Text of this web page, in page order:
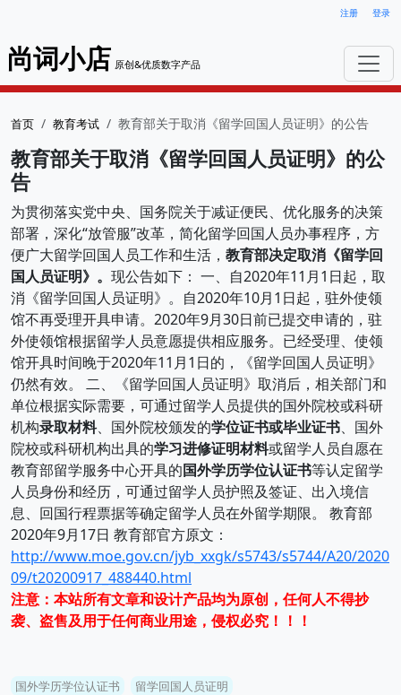
注册 登录
尚词小店 原创&优质数字产品
首页 教育考试 教育部关于取消《留学回国人员证明》的公告
教育部关于取消《留学回国人员证明》的公
告
为贯彻落实党中央、国务院关于减证便民、优化服务的决策
部署，深化“放管服”改革，简化留学回国人员办事程序，方
便广大留学回国人员工作和生活， 教育部决定取消《留学回
国人员证明》。 现公告如下： 一、自2020年11月1日起，取
消《留学回国人员证明》。自2020年10月1日起，驻外使领
馆不再受理开具申请。2020年9月30日前已提交申请的，驻
外使领馆根据留学人员意愿提供相应服务。已经受理、使领
馆开具时间晚于2020年11月1日的，《留学回国人员证明》
仍然有效。 二、《留学回国人员证明》取消后，相关部门和
单位根据实际需要，可通过留学人员提供的国外院校或科研
机构录取材料、国外院校颁发的学位证书或毕业证书、国外
院校或科研机构出具的学习进修证明材料或留学人员自愿在
教育部留学服务中心开具的国外学历学位认证书等认定留学
人员身份和经历，可通过留学人员护照及签证、出入境信
息、回国行程票据等确定留学人员在外留学期限。 教育部
2020年9月17日 教育部官方原文：
http://www.moe.gov.cn/jyb_xxgk/s5743/s5744/A20/2020
09/t20200917_488440.html
注意：本站所有文章和设计产品均为原创，任何人不得抄
袭、盗售及用于任何商业用途，侵权必究！！！
国外学历学位认证书 留学回国人员证明